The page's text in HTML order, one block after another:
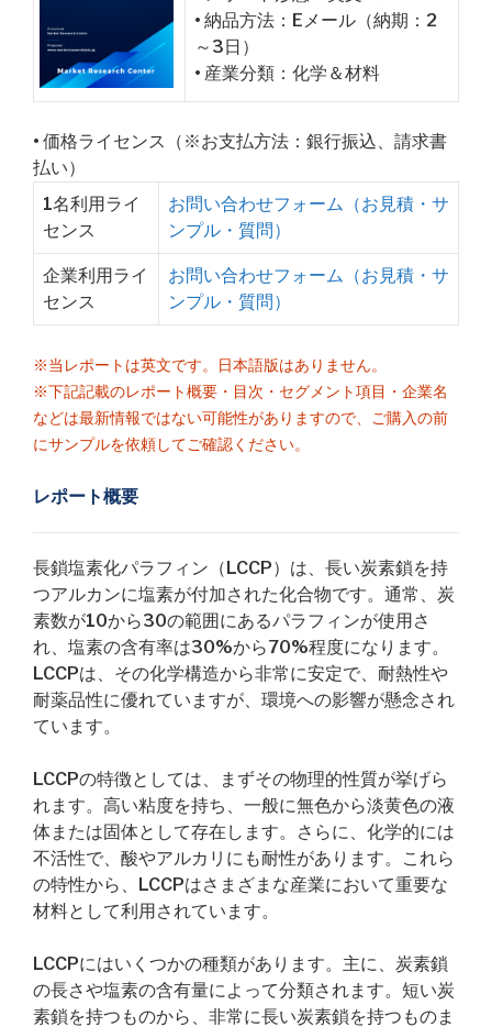
• 納品方法：Eメール（納期：2
～3日）
• 産業分類：化学＆材料
• 価格ライセンス（※お支払方法：銀行振込、請求書
払い）
1名利用ライ
センス
お問い合わせフォーム（お見積・サ
ンプル・質問）
企業利用ライ
センス
お問い合わせフォーム（お見積・サ
ンプル・質問）
※当レポートは英文です。日本語版はありません。
※下記記載のレポート概要・目次・セグメント項目・企業名
などは最新情報ではない可能性がありますので、ご購入の前
にサンプルを依頼してご確認ください。
レポート概要
長鎖塩素化パラフィン（LCCP）は、長い炭素鎖を持
つアルカンに塩素が付加された化合物です。通常、炭
素数が10から30の範囲にあるパラフィンが使用さ
れ、塩素の含有率は30%から70%程度になります。
LCCPは、その化学構造から非常に安定で、耐熱性や
耐薬品性に優れていますが、環境への影響が懸念され
ています。
LCCPの特徴としては、まずその物理的性質が挙げら
れます。高い粘度を持ち、一般に無色から淡黄色の液
体または固体として存在します。さらに、化学的には
不活性で、酸やアルカリにも耐性があります。これら
の特性から、LCCPはさまざまな産業において重要な
材料として利用されています。
LCCPにはいくつかの種類があります。主に、炭素鎖
の長さや塩素の含有量によって分類されます。短い炭
素鎖を持つものから、非常に長い炭素鎖を持つものま